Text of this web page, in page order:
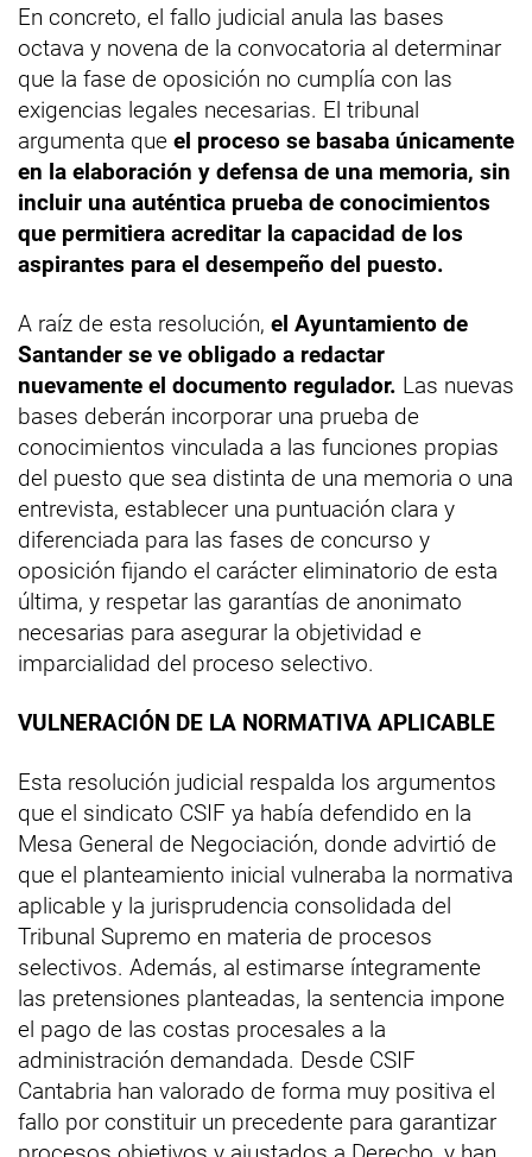
En concreto, el fallo judicial anula las bases
octava y novena de la convocatoria al determinar
que la fase de oposición no cumplía con las
exigencias legales necesarias. El tribunal
argumenta que el proceso se basaba únicamente
en la elaboración y defensa de una memoria, sin
incluir una auténtica prueba de conocimientos
que permitiera acreditar la capacidad de los
aspirantes para el desempeño del puesto.
A raíz de esta resolución, el Ayuntamiento de
Santander se ve obligado a redactar
nuevamente el documento regulador. Las nuevas
bases deberán incorporar una prueba de
conocimientos vinculada a las funciones propias
del puesto que sea distinta de una memoria o una
entrevista, establecer una puntuación clara y
diferenciada para las fases de concurso y
oposición fijando el carácter eliminatorio de esta
última, y respetar las garantías de anonimato
necesarias para asegurar la objetividad e
imparcialidad del proceso selectivo.
VULNERACIÓN DE LA NORMATIVA APLICABLE
Esta resolución judicial respalda los argumentos
que el sindicato CSIF ya había defendido en la
Mesa General de Negociación, donde advirtió de
que el planteamiento inicial vulneraba la normativa
aplicable y la jurisprudencia consolidada del
Tribunal Supremo en materia de procesos
selectivos. Además, al estimarse íntegramente
las pretensiones planteadas, la sentencia impone
el pago de las costas procesales a la
administración demandada. Desde CSIF
Cantabria han valorado de forma muy positiva el
fallo por constituir un precedente para garantizar